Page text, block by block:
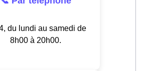
du lundi au samedi de
8h00 à 20h00.